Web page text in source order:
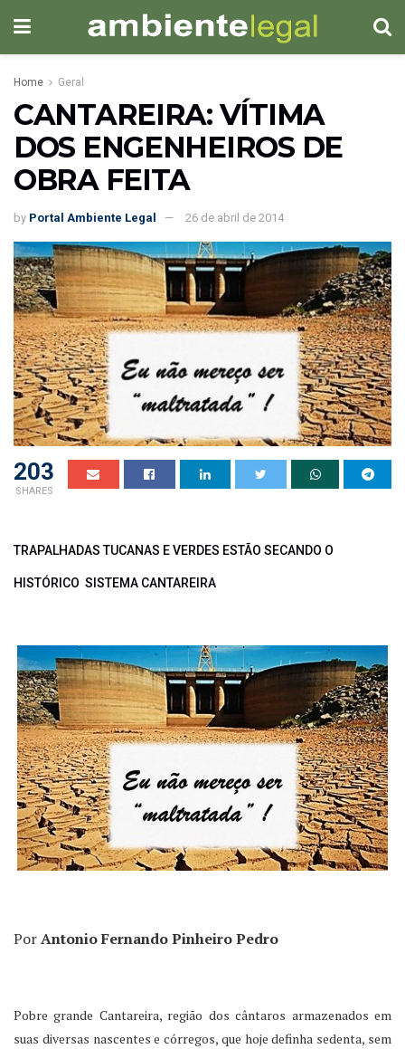
Home Geral
CANTAREIRA: VÍTIMA
DOS ENGENHEIROS DE
OBRA FEITA
by Portal Ambiente Legal 26 de abril de 2014
203
SHARES
TRAPALHADAS TUCANAS E VERDES ESTÃO SECANDO O
HISTÓRICO SISTEMA CANTAREIRA
PorAntonio Fernando Pinheiro Pedro
Pobre grande Cantareira, região dos cântaros armazenados em
suas diversas nascentes e córregos, que hoje definha sedenta, sem